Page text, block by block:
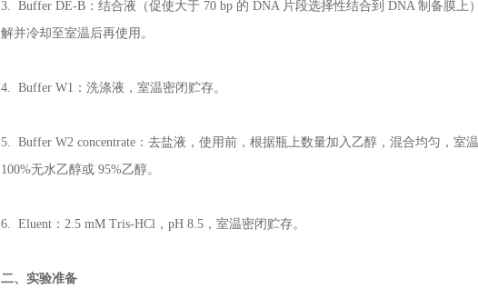
3. Buffer DE-B：结合液（促使大于 70 bp 的 DNA 片段选择性结合到 DNA 制备膜上
解并冷却至室温后再使用。
4. Buffer W1：洗涤液，室温密闭贮存。
5. Buffer W2 concentrate：去盐液，使用前，根据瓶上数量加入乙醇，混合均匀，室
100%无水乙醇或 95%乙醇。
6. Eluent：2.5 mM Tris-HCl，pH 8.5，室温密闭贮存。
二、实验准备